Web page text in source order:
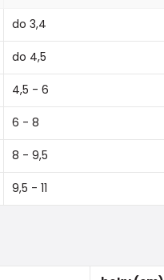
do 3,4
do 4,5
4,5 - 6
6 - 8
8 - 9,5
9,5 - 11